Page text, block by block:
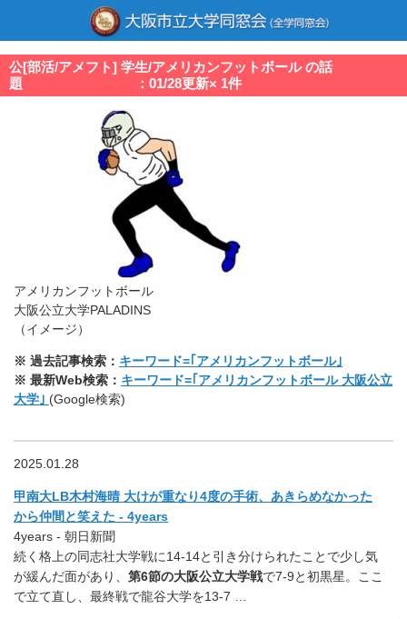
公[部活/アメフト] 学生/アメリカンフットボール の話
題 ：01/28更新× 1件
アメリカンフットボール
大阪公立大学PALADINS
（イメージ）
※ 過去記事検索： キーワード=｢アメリカンフットボール｣
※ 最新Web検索： キーワード=｢アメリカンフットボール 大阪公立
大学｣ (Google検索)
2025.01.28
甲南大LB木村海晴 大けが重なり4度の手術、あきらめなかった
から仲間と笑えた - 4years
4years - 朝日新聞
続く格上の同志社大学戦に14-14と引き分けられたことで少し気
が緩んだ面があり、 第6節の大阪公立大学戦で7-9と初黒星。ここ
で立て直し、最終戦で龍谷大学を13-7 …